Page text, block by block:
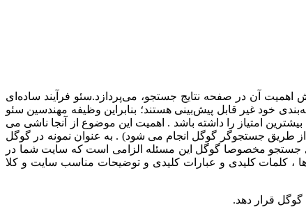
آن در صفحه نتایج جستجو، می‌پردازد.سئو فرآیند ساده‌ای
خود غیر قابل پیش‌بینی هستند؛ بنابراین وظیفه مهندسین سئو
امتیاز را داشته باشد . اهمیت این موضوع از آنجا ناشی می
طریق جستجوگر گوگل انجام می شود) . به عنوان نمونه در گوگل
جستجو مخصوصا گوگل این مسئله الزامی است که سایت شما در
، کلمات کلیدی و عبارات کلیدی و توضیحات مناسب سایت و کلا
گوگل قرار دهد.